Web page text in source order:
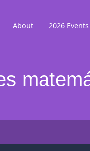
About 2026 Events